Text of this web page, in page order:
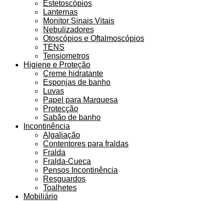
Estetoscópios
Lanternas
Monitor Sinais Vitais
Nebulizadores
Otoscópios e Oftalmoscópios
TENS
Tensiometros
Higiene e Proteção
Creme hidratante
Esponjas de banho
Luvas
Papel para Marquesa
Protecção
Sabão de banho
Incontinência
Algaliação
Contentores para fraldas
Fralda
Fralda-Cueca
Pensos Incontinência
Resguardos
Toalhetes
Mobiliário